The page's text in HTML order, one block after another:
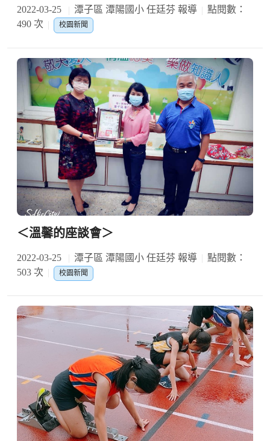
2022-03-25 潭子區 潭陽國小 任廷芬 報導
點閱數：
490 次
校園新聞
＜溫馨的座談會＞
2022-03-25 潭子區 潭陽國小 任廷芬 報導
點閱數：
503 次
校園新聞